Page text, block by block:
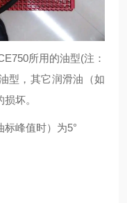
所用的油型(注：
型，其它润滑油（如
坏。
峰值时）为5°